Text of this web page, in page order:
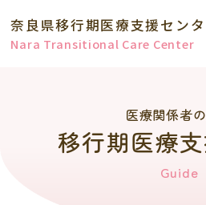
奈良県移行期医療支援センタ
Nara Transitional Care Center
医療関係者
移行期医療
Guide